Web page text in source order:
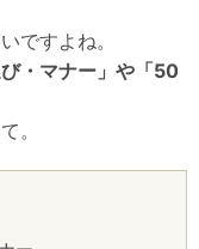
ですよね。
び・マナー」や「50
。